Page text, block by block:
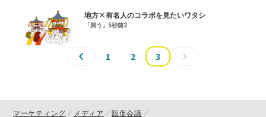
地方×有名人のコラボを見たいワタシ
「買う」5秒前2
1 2 3
マーケティング メディア 販促会議